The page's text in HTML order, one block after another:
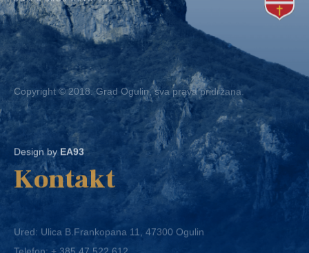
Copyright © 2018. Grad Ogulin, sva prava pridržana.
Design by EA93
Kontakt
Telefon:+ 385 47 522 612
Telefaks:+ 385 47 522 821